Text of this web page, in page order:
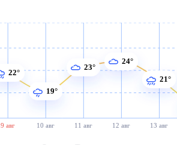
9 авг 10 авг 11 авг 12 авг 13 авг
22°
19°
23°
24°
21°